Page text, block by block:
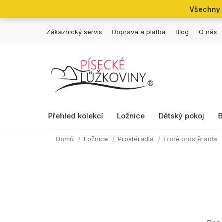
Všechny
Zákaznický servis Doprava a platba Blog O nás
Přehled kolekcí Ložnice Dětský pokoj
Domů Ložnice Prostěradla Froté prostěradla